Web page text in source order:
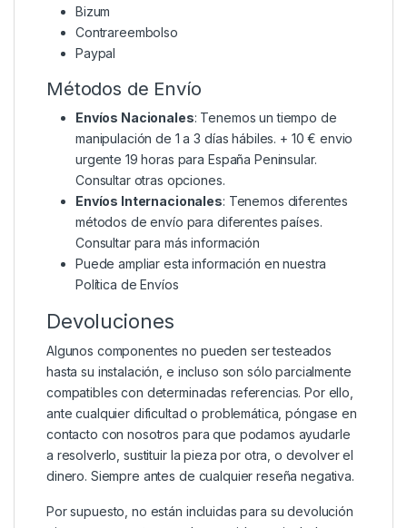
Bizum
Contrareembolso
Paypal
Métodos de Envío
Envíos Nacionales: Tenemos un tiempo de
manipulación de 1 a 3 días hábiles. + 10 € envio
urgente 19 horas para España Peninsular.
Consultar otras opciones.
Envíos Internacionales: Tenemos diferentes
métodos de envío para diferentes países.
Consultar para más información
Puede ampliar esta información en nuestra
Política de Envíos
Devoluciones
Algunos componentes no pueden ser testeados
hasta su instalación, e incluso son sólo parcialmente
compatibles con determinadas referencias. Por ello,
ante cualquier dificultad o problemática, póngase en
contacto con nosotros para que podamos ayudarle
a resolverlo, sustituir la pieza por otra, o devolver el
dinero. Siempre antes de cualquier reseña negativa.
Por supuesto, no están incluidas para su devolución